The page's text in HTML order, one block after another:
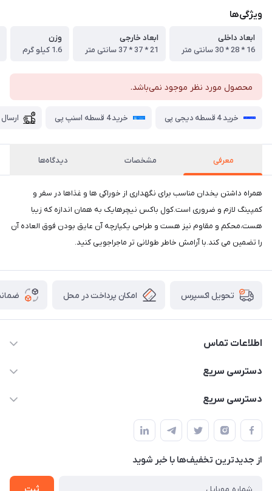
ویژگی‌ها
ابعاد داخلی
16 * 28 * 30 سانتی متر
ابعاد خارجی
21 * 37 * 37 سانتی متر
وزن
1.6 کیلو گرم
محصول مورد نظر موجود نمی‌باشد.
خرید 4 قسطه دیجی پی خرید 4 قسطه اسنپ پی
معرفی مشخصات دیدگاه‌ها
همراه داشتن یخدان مناسب برای نگهداری از خوراکی ها و غذاها در سفر و
کمپینگ لازم و ضروری است.کول باکس نیچرهایک به همان اندازه که زیبا
هست،محکم و مقاوم نیز هست و طراحی یکپارچه آن عایق بودن فوق العاده آن
را تضمین می کند.با آرامش خاطر طولانی تر ماجراجویی کنید.
تحویل اکسپرس امکان پرداخت در محل
اطلاعات تماس
02166456492 - 09121933405
حتما با هماهنگی قبلی
دسترسی سریع
خرید کیسه خواب
چادر بادی
ننو
دسترسی سریع
چادر سرخپوستی
صندلی تاشو
سایه بان کمپینگ
از جدید‌ترین تخفیف‌ها با‌ خبر شوید